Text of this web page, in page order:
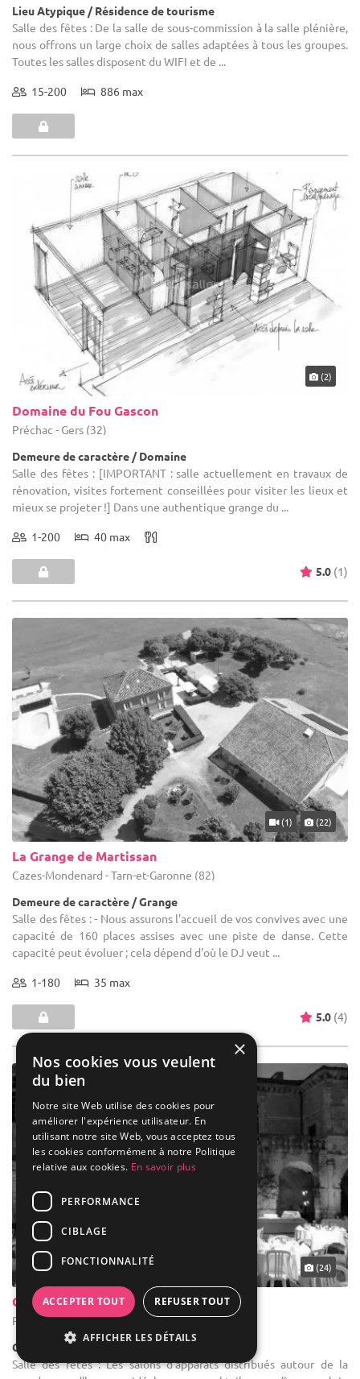
Lieu Atypique / Résidence de tourisme
Salle des fêtes : De la salle de sous-commission à la salle plénière,
nous offrons un large choix de salles adaptées à tous les groupes.
Toutes les salles disposent du WIFI et de ...
15-200 886 max
(2)
Domaine du Fou Gascon
Préchac - Gers (32)
Demeure de caractère / Domaine
Salle des fêtes : [IMPORTANT : salle actuellement en travaux de
rénovation, visites fortement conseillées pour visiter les lieux et
mieux se projeter !] Dans une authentique grange du ...
1-200 40 max
5.0 (1)
(1) (22)
La Grange de Martissan
Cazes-Mondenard - Tarn-et-Garonne (82)
Demeure de caractère / Grange
Salle des fêtes : - Nous assurons l'accueil de vos convives avec une
capacité de 160 places assises avec une piste de danse. Cette
capacité peut évoluer ; cela dépend d'où le DJ veut ...
1-180 35 max
5.0 (4)
(24)
Château De Poudenas
Poudenas - Lot-et-Garonne (47)
Château
Salle des fêtes : Les salons d'apparats distribués autour de la
×
Nos cookies vous veulent
du bien
Notre site Web utilise des cookies pour
améliorer l'expérience utilisateur. En
utilisant notre site Web, vous acceptez tous
les cookies conformément à notre Politique
relative aux cookies. En savoir plus
PERFORMANCE
CIBLAGE
FONCTIONNALITÉ
ACCEPTER TOUT REFUSER TOUT
AFFICHER LES DÉTAILS